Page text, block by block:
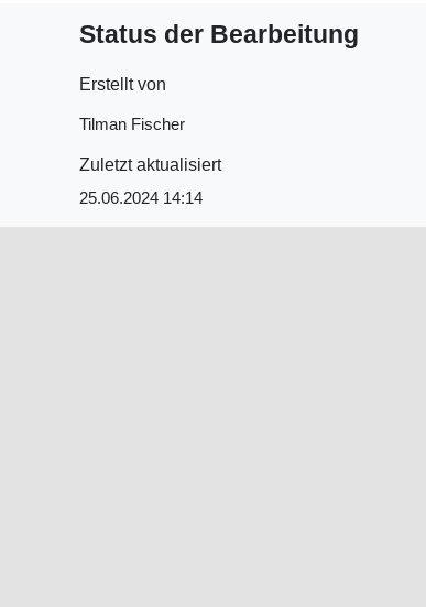
Status der Bearbeitung
Erstellt von
Tilman Fischer
Zuletzt aktualisiert
25.06.2024 14:14